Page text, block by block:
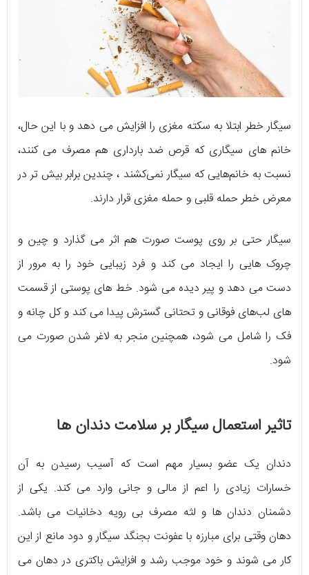
سیگار خطر ابتلا به سکته مغزی را افزایش می دهد و با این حال،
خانم های سیگاری که قرص ضد بارداری هم مصرف می کنند،
نسبت به خانم‌هایی که سیگار نمی‌کشند ، چندین برابر بیش تر در
معرض خطر حمله قلبی و حمله مغزی قرار دارند.
سیگار حتی بر روی پوست صورت هم اثر می گذارد و چین و
چروک هایی را ایجاد می کند و فرد زیبایی خود را به مرور از
دست می دهد و پیر دیده می شود. خط های پوستی از قسمت
های لب‌های فوقانی و تحتانی گسترش پیدا می کند و کل چانه و
فک را شامل می شود، همچنین منجر به لاغر شدن صورت می
شود.
تاثیر استعمال سیگار بر سلامت دندان ها
دندان یک عضو بسیار مهم است که آسیب رسیدن به آن
خسارات زیادی را اعم از مالی و جانی وارد می کند. یکی از
دشمنان دندان ها و لثه مصرف بی رویه دخانیات می باشد.
دهان وقتی برای مبارزه با عفونت بجنگد سیگار و دود مانع از این
کار می شوند و خود موجب رشد و افزایش باکتری در دهان می